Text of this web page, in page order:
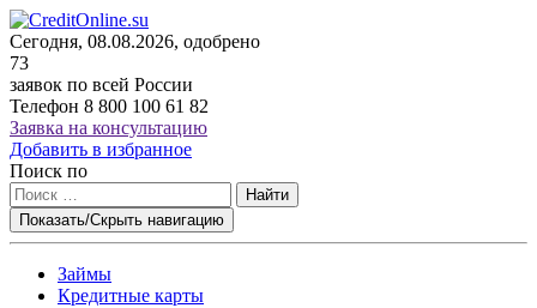
Сегодня, 08.08.2026, одобрено
73
заявок по всей России
Телефон 8 800 100 61 82
Заявка на консультацию
Добавить в избранное
Поиск по
Найти
Показать/Скрыть навигацию
Займы
Кредитные карты